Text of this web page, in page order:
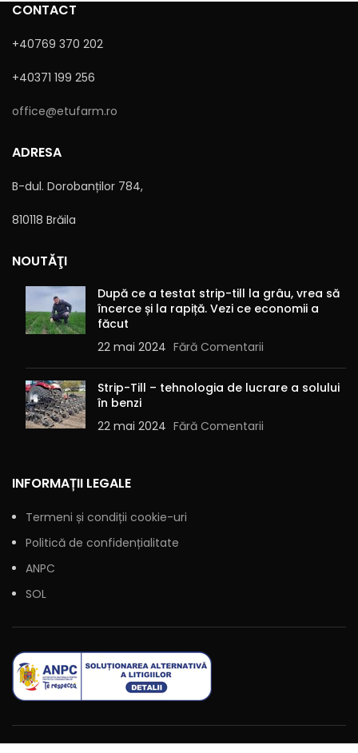
Sunt de acord cu
Alternative:
CONTACT
+40769 370 202
+40371 199 256
office@etufarm.ro
ADRESA
B-dul. Dorobanților 784,
810118 Brăila
NOUTĂŢI
După ce a testat strip-till la grâu, vrea să
încerce și la rapiță. Vezi ce economii a
făcut
22 mai 2024 Fără Comentarii
Strip-Till – tehnologia de lucrare a solului
în benzi
22 mai 2024 Fără Comentarii
INFORMAȚII LEGALE
Termeni și condiții cookie-uri
Politică de confidențialitate
ANPC
SOL